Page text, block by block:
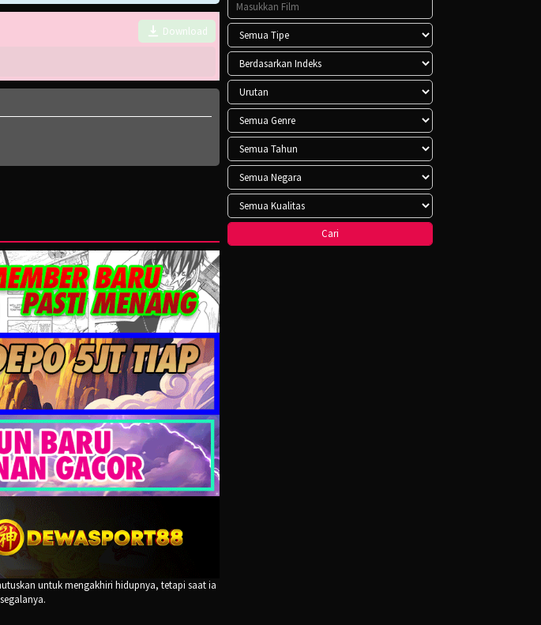
Download
untuk mengakhiri hidupnya, tetapi saat ia